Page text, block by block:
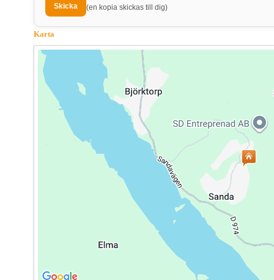
(en kopia skickas till dig)
Karta